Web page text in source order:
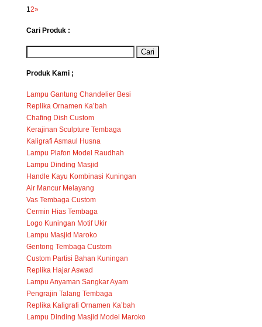
12»
Cari Produk :
Produk Kami ;
Lampu Gantung Chandelier Besi
Replika Ornamen Ka’bah
Chafing Dish Custom
Kerajinan Sculpture Tembaga
Kaligrafi Asmaul Husna
Lampu Plafon Model Raudhah
Lampu Dinding Masjid
Handle Kayu Kombinasi Kuningan
Air Mancur Melayang
Vas Tembaga Custom
Cermin Hias Tembaga
Logo Kuningan Motif Ukir
Lampu Masjid Maroko
Gentong Tembaga Custom
Custom Partisi Bahan Kuningan
Replika Hajar Aswad
Lampu Anyaman Sangkar Ayam
Pengrajin Talang Tembaga
Replika Kaligrafi Ornamen Ka’bah
Lampu Dinding Masjid Model Maroko